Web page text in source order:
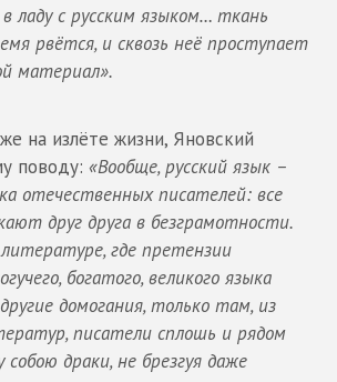
ладу с русским языком… ткань
рвётся, и сквозь неё проступает
материал».
на излёте жизни, Яновский
поводу: «Вообще, русский язык –
отечественных писателей: все
друг друга в безграмотности.
литературе, где претензии
богатого, великого языка
домогания, только там, из
писатели сплошь и рядом
драки, не брезгуя даже